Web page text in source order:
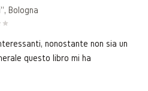
Bologna
nonostante non sia un
questo libro mi ha